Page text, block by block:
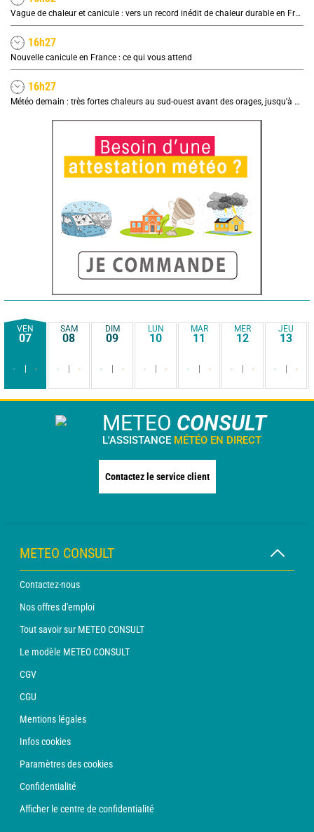
Vague de chaleur et canicule : vers un record inédit de chaleur durable en France
16h27
Nouvelle canicule en France : ce qui vous attend
16h27
Météo demain : très fortes chaleurs au sud-ouest avant des orages, jusqu'à 39°C
VEN
07
- -
SAM
08
- -
DIM
09
- -
LUN
10
- -
MAR
11
- -
MER
12
- -
JEU
13
- -
METEO CONSULT
L'ASSISTANCE MÉTÉO EN DIRECT
Contactez le service client
METEO CONSULT
Contactez-nous
Nos offres d'emploi
Tout savoir sur METEO CONSULT
Le modèle METEO CONSULT
CGV
CGU
Mentions légales
Infos cookies
Paramètres des cookies
Confidentialité
Afficher le centre de confidentialité